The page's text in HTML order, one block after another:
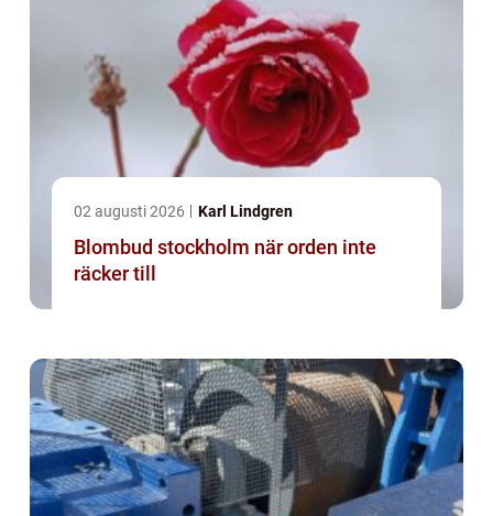
02 augusti 2026 Karl Lindgren
Blombud stockholm när orden inte
räcker till